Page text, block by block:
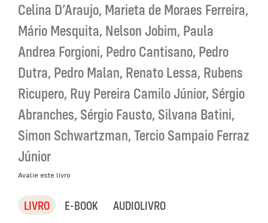
Celina D’Araujo, Marieta de Moraes Ferreira,
Mário Mesquita, Nelson Jobim, Paula
Andrea Forgioni, Pedro Cantisano, Pedro
Dutra, Pedro Malan, Renato Lessa, Rubens
Ricupero, Ruy Pereira Camilo Júnior, Sérgio
Abranches, Sérgio Fausto, Silvana Batini,
Simon Schwartzman,Tercio Sampaio Ferraz
Júnior
Avalie este livro
LIVRO E-BOOK AUDIOLIVRO